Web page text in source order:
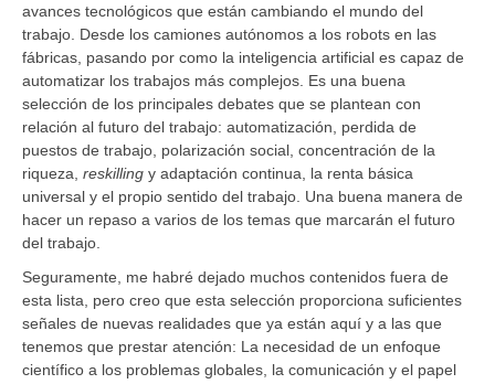
avances tecnológicos que están cambiando el mundo del
trabajo. Desde los camiones autónomos a los robots en las
fábricas, pasando por como la inteligencia artificial es capaz de
automatizar los trabajos más complejos. Es una buena
selección de los principales debates que se plantean con
relación al futuro del trabajo: automatización, perdida de
puestos de trabajo, polarización social, concentración de la
riqueza, reskilling y adaptación continua, la renta básica
universal y el propio sentido del trabajo. Una buena manera de
hacer un repaso a varios de los temas que marcarán el futuro
del trabajo.
Seguramente, me habré dejado muchos contenidos fuera de
esta lista, pero creo que esta selección proporciona suficientes
señales de nuevas realidades que ya están aquí y a las que
tenemos que prestar atención: La necesidad de un enfoque
científico a los problemas globales, la comunicación y el papel